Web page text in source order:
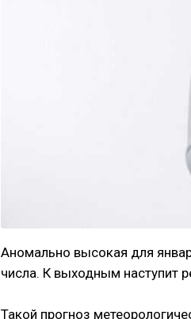
Аномально высокая для
числа. К выходным наступит
Такой прогноз